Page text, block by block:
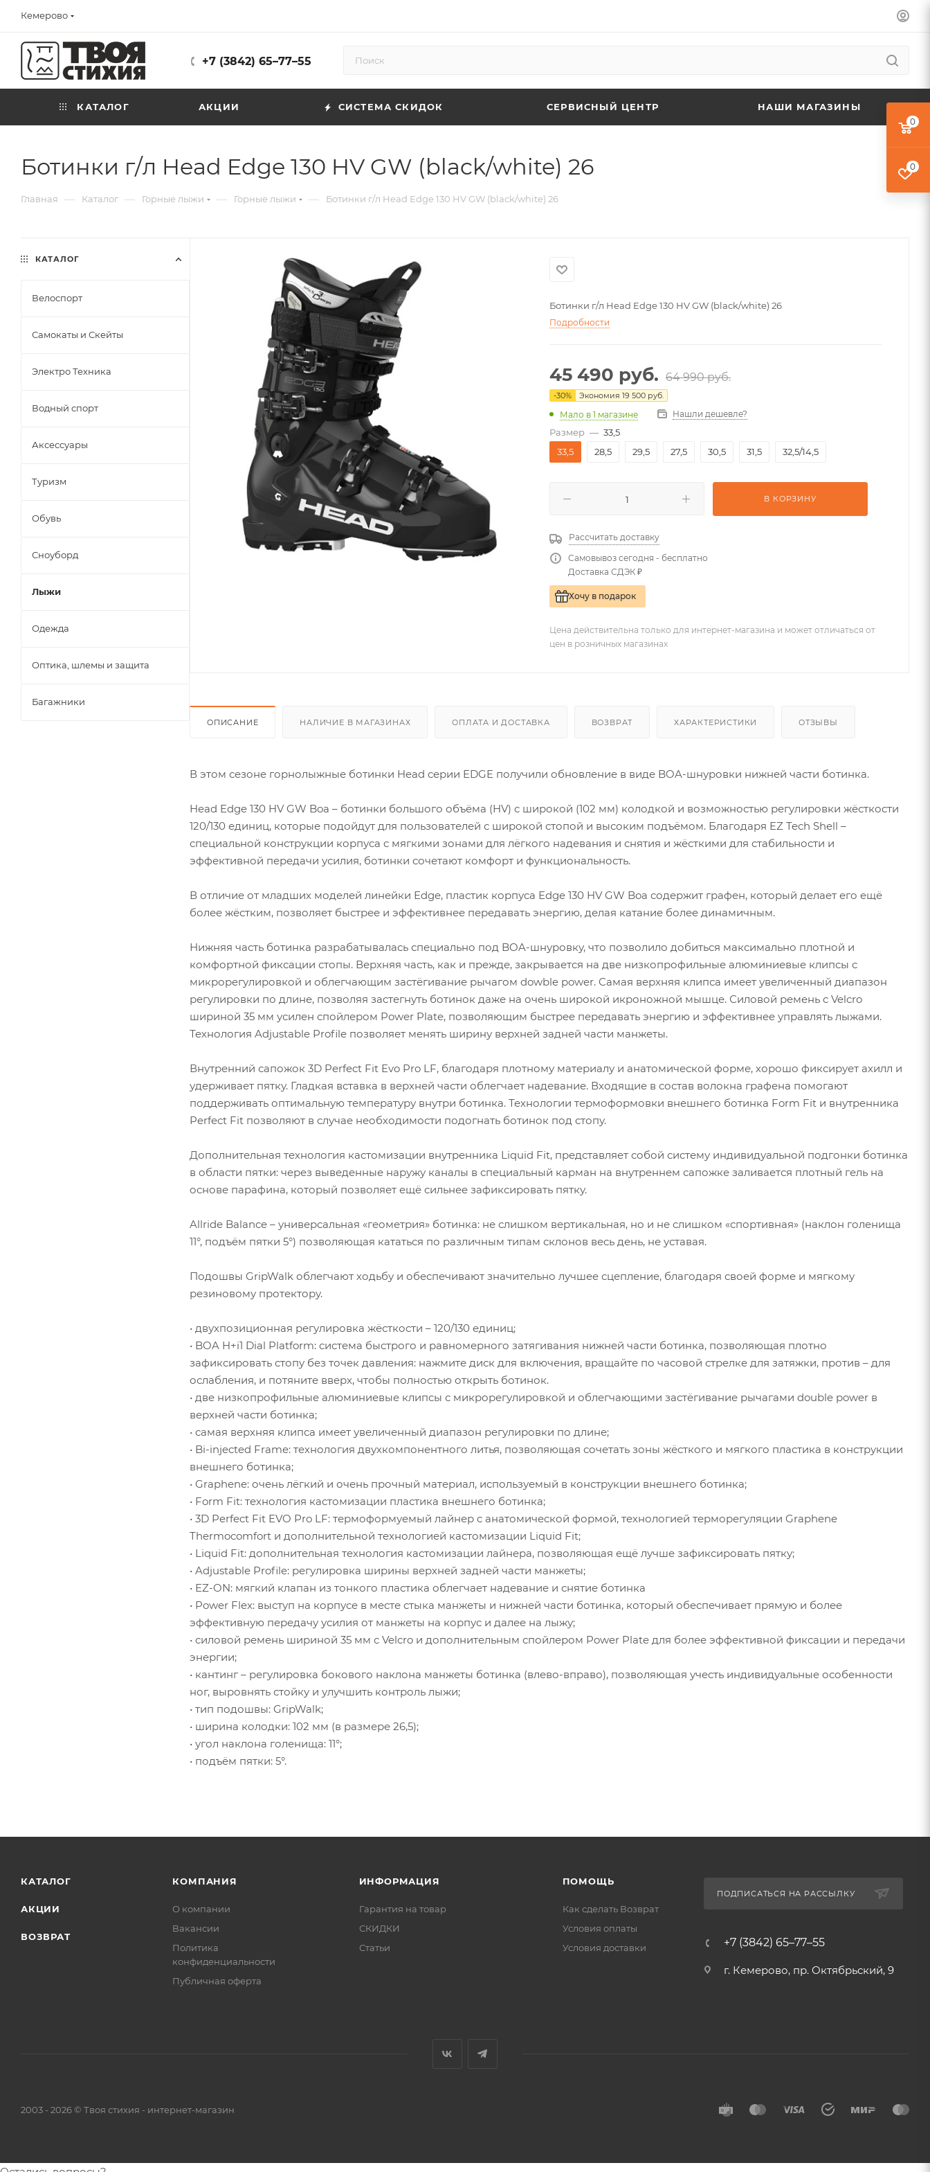
Кемерово
+7 (3842) 65–77–55
КАТАЛОГ АКЦИИ СИСТЕМА СКИДОК СЕРВИСНЫЙ ЦЕНТР НАШИ МАГАЗИНЫ
Ботинки г/л Head Edge 130 HV GW (black/white) 26
Главная — Каталог — Горные лыжи — Горные лыжи — Ботинки г/л Head Edge 130 HV GW (black/white) 26
Ботинки г/л Head Edge 130 HV GW (black/white) 26
Подробности
45 490 руб. 64 990руб.
-30% Экономия 19 500 руб.
Мало в 1 магазине Нашли дешевле?
Размер — 33,5
33,5
28,5 29,5 27,5 30,5 31,5 32,5/14,5
В КОРЗИНУ
Рассчитать доставку
Самовывоз сегодня - бесплатно
Доставка СДЭК ₽
Хочу в подарок
Цена действительна только для интернет-магазина и может отличаться от
цен в розничных магазинах
ОПИСАНИЕ НАЛИЧИЕ В МАГАЗИНАХ ОПЛАТА И ДОСТАВКА ВОЗВРАТ ХАРАКТЕРИСТИКИ ОТЗЫВЫ
В этом сезоне горнолыжные ботинки Head серии EDGE получили обновление в виде BOA-шнуровки нижней части ботинка.
Head Edge 130 HV GW Boa – ботинки большого объёма (HV) с широкой (102 мм) колодкой и возможностью регулировки жёсткости
120/130 единиц, которые подойдут для пользователей с широкой стопой и высоким подъёмом. Благодаря EZ Tech Shell –
специальной конструкции корпуса с мягкими зонами для лёгкого надевания и снятия и жёсткими для стабильности и
эффективной передачи усилия, ботинки сочетают комфорт и функциональность.
В отличие от младших моделей линейки Edge, пластик корпуса Edge 130 HV GW Boa содержит графен, который делает его ещё
более жёстким, позволяет быстрее и эффективнее передавать энергию, делая катание более динамичным.
Нижняя часть ботинка разрабатывалась специально под BOA-шнуровку, что позволило добиться максимально плотной и
комфортной фиксации стопы. Верхняя часть, как и прежде, закрывается на две низкопрофильные алюминиевые клипсы с
микрорегулировкой и облегчающим застёгивание рычагом dowble power. Самая верхняя клипса имеет увеличенный диапазон
регулировки по длине, позволяя застегнуть ботинок даже на очень широкой икроножной мышце. Силовой ремень с Velcro
шириной 35 мм усилен спойлером Power Plate, позволяющим быстрее передавать энергию и эффективнее управлять лыжами.
Технология Adjustable Profile позволяет менять ширину верхней задней части манжеты.
Внутренний сапожок 3D Perfect Fit Evo Pro LF, благодаря плотному материалу и анатомической форме, хорошо фиксирует ахилл и
удерживает пятку. Гладкая вставка в верхней части облегчает надевание. Входящие в состав волокна графена помогают
поддерживать оптимальную температуру внутри ботинка. Технологии термоформовки внешнего ботинка Form Fit и внутренника
Perfect Fit позволяют в случае необходимости подогнать ботинок под стопу.
Дополнительная технология кастомизации внутренника Liquid Fit, представляет собой систему индивидуальной подгонки ботинка
в области пятки: через выведенные наружу каналы в специальный карман на внутреннем сапожке заливается плотный гель на
основе парафина, который позволяет ещё сильнее зафиксировать пятку.
Allride Balance – универсальная «геометрия» ботинка: не слишком вертикальная, но и не слишком «спортивная» (наклон голенища
11°, подъём пятки 5°) позволяющая кататься по различным типам склонов весь день, не уставая.
Подошвы GripWalk облегчают ходьбу и обеспечивают значительно лучшее сцепление, благодаря своей форме и мягкому
резиновому протектору.
• двухпозиционная регулировка жёсткости – 120/130 единиц;
• BOA H+i1 Dial Platform: система быстрого и равномерного затягивания нижней части ботинка, позволяющая плотно
зафиксировать стопу без точек давления: нажмите диск для включения, вращайте по часовой стрелке для затяжки, против – для
ослабления, и потяните вверх, чтобы полностью открыть ботинок.
• две низкопрофильные алюминиевые клипсы с микрорегулировкой и облегчающими застёгивание рычагами double power в
верхней части ботинка;
• самая верхняя клипса имеет увеличенный диапазон регулировки по длине;
• Bi-injected Frame: технология двухкомпонентного литья, позволяющая сочетать зоны жёсткого и мягкого пластика в конструкции
внешнего ботинка;
• Graphene: очень лёгкий и очень прочный материал, используемый в конструкции внешнего ботинка;
• Form Fit: технология кастомизации пластика внешнего ботинка;
• 3D Perfect Fit EVO Pro LF: термоформуемый лайнер с анатомической формой, технологией терморегуляции Graphene
Thermocomfort и дополнительной технологией кастомизации Liquid Fit;
• Liquid Fit: дополнительная технология кастомизации лайнера, позволяющая ещё лучше зафиксировать пятку;
• Adjustable Profile: регулировка ширины верхней задней части манжеты;
• EZ-ON: мягкий клапан из тонкого пластика облегчает надевание и снятие ботинка
• Power Flex: выступ на корпусе в месте стыка манжеты и нижней части ботинка, который обеспечивает прямую и более
эффективную передачу усилия от манжеты на корпус и далее на лыжу;
• силовой ремень шириной 35 мм с Velcro и дополнительным спойлером Power Plate для более эффективной фиксации и передачи
энергии;
• кантинг – регулировка бокового наклона манжеты ботинка (влево-вправо), позволяющая учесть индивидуальные особенности
ног, выровнять стойку и улучшить контроль лыжи;
• тип подошвы: GripWalk;
• ширина колодки: 102 мм (в размере 26,5);
• угол наклона голенища: 11°;
• подъём пятки: 5°.
КАТАЛОГ
Велоспорт
Самокаты и Скейты
Электро Техника
Водный спорт
Аксессуары
Туризм
Обувь
Сноуборд
Лыжи
Одежда
Оптика, шлемы и защита
Багажники
КАТАЛОГ
АКЦИИ
ВОЗВРАТ
КОМПАНИЯ
О компании
Вакансии
Политика
конфиденциальности
Публичная оферта
ИНФОРМАЦИЯ
Гарантия на товар
СКИДКИ
Статьи
ПОМОЩЬ
Как сделать Возврат
Условия оплаты
Условия доставки
ПОДПИСАТЬСЯ НА РАССЫЛКУ
+7 (3842) 65–77–55
г. Кемерово, пр. Октябрьский, 9
2003 - 2026 © Твоя стихия - интернет-магазин
0
0